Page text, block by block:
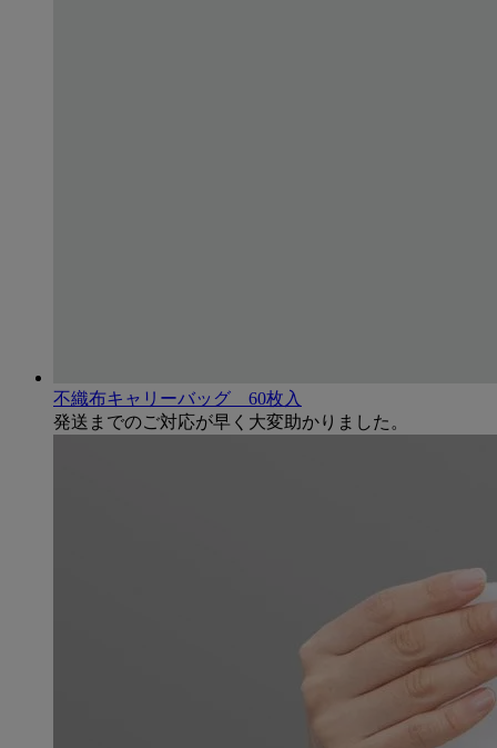
不織布キャリーバッグ 60枚入
発送までのご対応が早く大変助かりました。